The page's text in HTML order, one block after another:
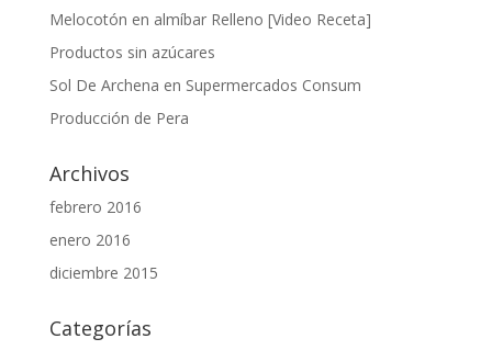
Melocotón en almíbar Relleno [Video Receta]
Productos sin azúcares
Sol De Archena en Supermercados Consum
Producción de Pera
Archivos
febrero 2016
enero 2016
diciembre 2015
Categorías